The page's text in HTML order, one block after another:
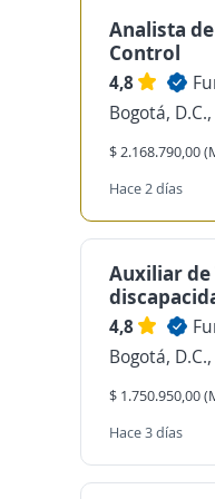
Analista
Control
4,8
Bogotá,
$ 2.168.790,00
Hace 2 días
Auxiliar de
4,8
Bogotá,
$ 1.750.950,00
Hace 3 días